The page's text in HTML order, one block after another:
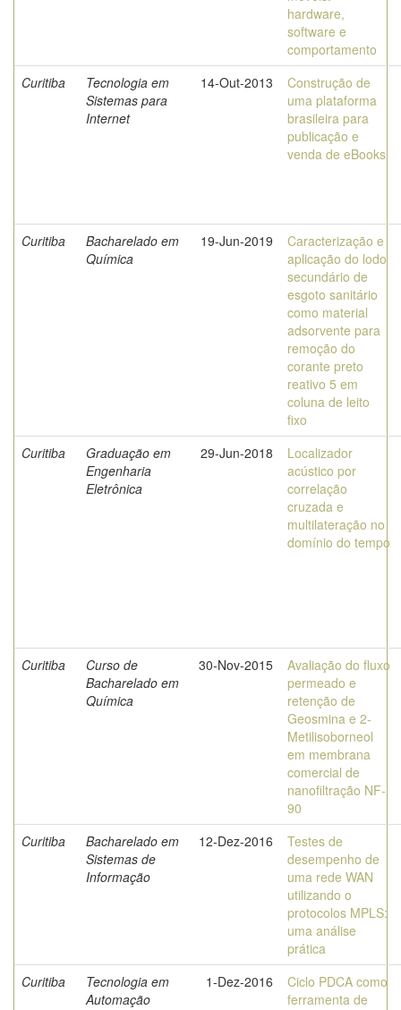
hardware,
software e
comportamento
Curitiba
Tecnologia em
Sistemas para
Internet
14-Out-2013
Construção de
uma plataforma
brasileira para
publicação e
venda de eBooks
Curitiba
Bacharelado em
Química
19-Jun-2019
Caracterização e
aplicação do lodo
secundário de
esgoto sanitário
como material
adsorvente para
remoção do
corante preto
reativo 5 em
coluna de leito
fixo
Curitiba
Graduação em
Engenharia
Eletrônica
29-Jun-2018
Localizador
acústico por
correlação
cruzada e
multilateração no
domínio do tempo
Curitiba
Curso de
Bacharelado em
Química
30-Nov-2015
Avaliação do fluxo
permeado e
retenção de
Geosmina e 2-
Metilisoborneol
em membrana
comercial de
nanofiltração NF-
90
Curitiba
Bacharelado em
Sistemas de
Informação
12-Dez-2016
Testes de
desempenho de
uma rede WAN
utilizando o
protocolos MPLS:
uma análise
prática
Curitiba
Tecnologia em
Automação
1-Dez-2016
Ciclo PDCA como
ferramenta de